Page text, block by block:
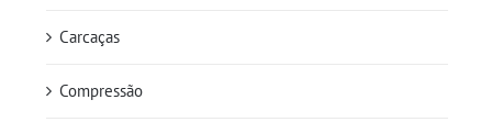
Carcaças
Compressão